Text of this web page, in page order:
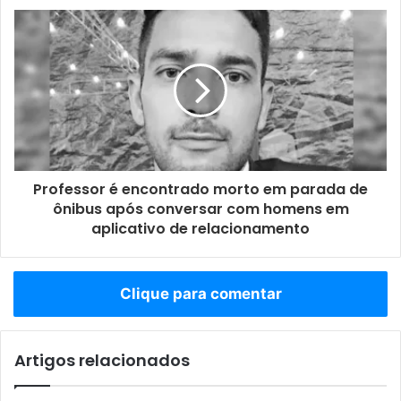
Professor é encontrado morto em parada de
ônibus após conversar com homens em
aplicativo de relacionamento
Clique para comentar
Artigos relacionados